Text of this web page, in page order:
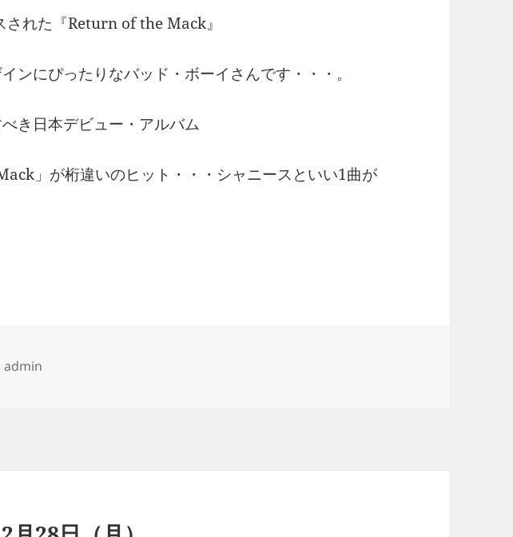
された『Return of the Mack』
ンにぴったりなバッド・ボーイさんです・・・。
き日本デビュー・アルバム
」が桁違いのヒット・・・シャニースといい1曲が
作
admin